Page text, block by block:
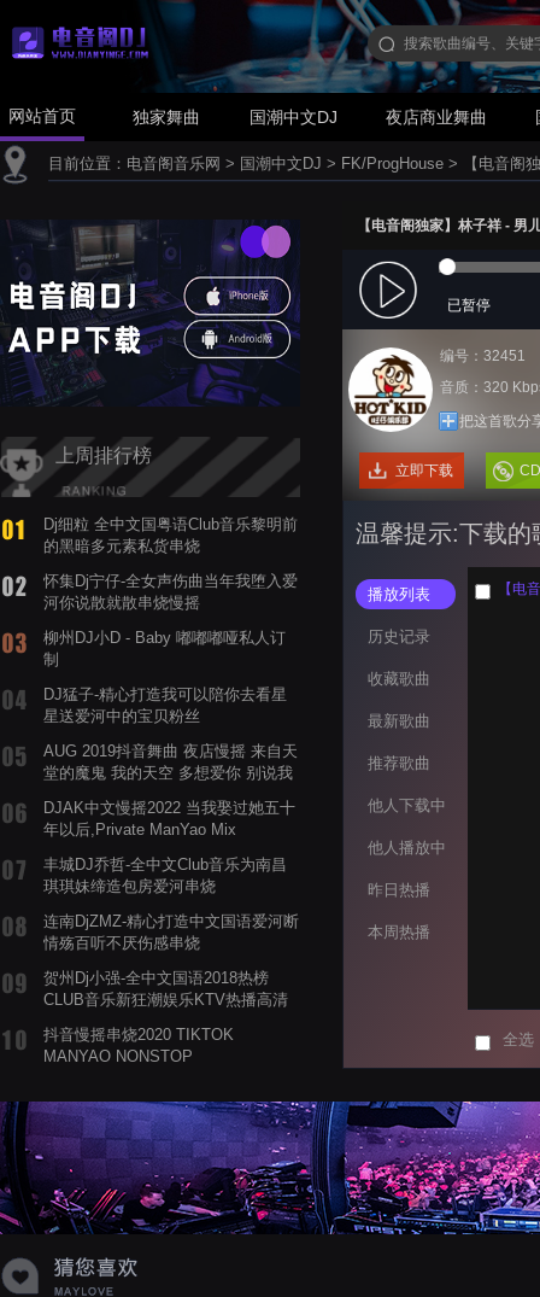
网站首页 独家舞曲 国潮中文DJ 夜店商业舞曲
目前位置： 电音阁音乐网 > 国潮中文DJ > FK/ProgHouse > 【电音阁
上周排行榜
Dj细粒 全中文国粤语Club音乐黎明前
的黑暗多元素私货串烧
怀集Dj宁仔-全女声伤曲当年我堕入爱
河你说散就散串烧慢摇
柳州DJ小D - Baby 嘟嘟嘟哑私人订
制
DJ猛子-精心打造我可以陪你去看星
星送爱河中的宝贝粉丝
AUG 2019抖音舞曲 夜店慢摇 来自天
堂的魔鬼 我的天空 多想爱你 别说我
DJAK中文慢摇2022 当我娶过她五十
年以后,Private ManYao Mix
丰城DJ乔哲-全中文Club音乐为南昌
琪琪妹缔造包房爱河串烧
连南DjZMZ-精心打造中文国语爱河断
情殇百听不厌伤感串烧
贺州Dj小强-全中文国语2018热榜
CLUB音乐新狂潮娱乐KTV热播高清
抖音慢摇串烧2020 TIKTOK
MANYAO NONSTOP
蝉爸爸妈妈爱存在夏天的风是想你的
声音啊
【电音阁独家】林子祥 -
已暂停
编号：32451
音质：320
把这首歌分
立即下载
温馨提示:下载的
播放列表
历史记录
收藏歌曲
最新歌曲
推荐歌曲
他人下载中
他人播放中
昨日热播
本周热播
全选